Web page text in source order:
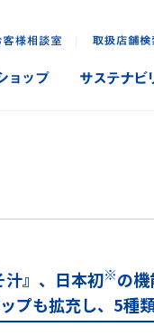
汁』、日本初※の機
プも拡充し、5種